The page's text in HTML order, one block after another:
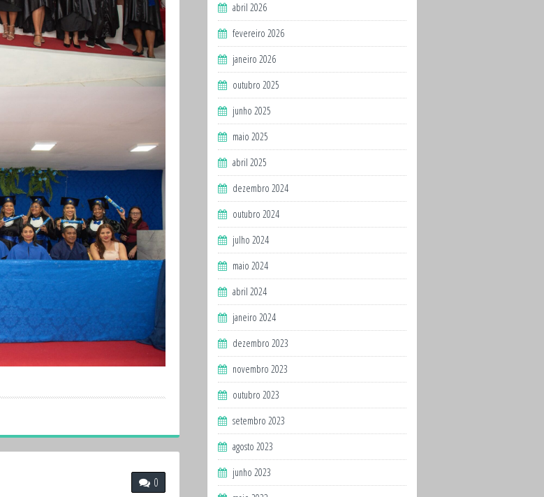
0
abril 2026
fevereiro 2026
janeiro 2026
outubro 2025
junho 2025
maio 2025
abril 2025
dezembro 2024
outubro 2024
julho 2024
maio 2024
abril 2024
janeiro 2024
dezembro 2023
novembro 2023
outubro 2023
setembro 2023
agosto 2023
junho 2023